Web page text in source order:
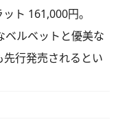
ト 161,000円。
ルベットと優美な
先行発売されるとい